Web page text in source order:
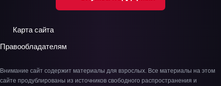
Карта сайта
Правообладателям
Внимание сайт содержит материалы для взрослых. Все материалы на этом
сайте продублированы из источников свободного распространения и